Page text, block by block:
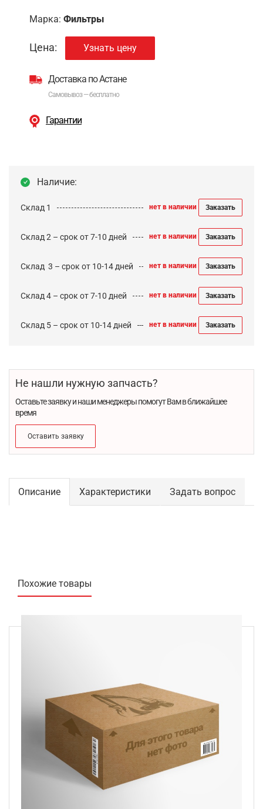
Марка: Фильтры
Цена: Узнать цену
Доставка по Астане
Самовывоз — бесплатно
Гарантии
Наличие:
Склад 1 нет в наличии Заказать
Склад 2 – срок от 7-10 дней нет в наличии Заказать
Cклад 3 – срок от 10-14 дней нет в наличии Заказать
Склад 4 – срок от 7-10 дней нет в наличии Заказать
Склад 5 – срок от 10-14 дней нет в наличии Заказать
Не нашли нужную запчасть?
Оставьте заявку и наши менеджеры помогут Вам в ближайшее
время
Оставить заявку
Описание Характеристики Задать вопрос
Похожие товары